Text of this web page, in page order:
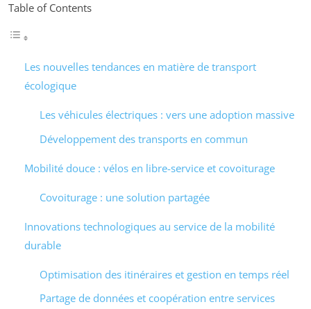
Table of Contents
Les nouvelles tendances en matière de transport
écologique
Les véhicules électriques : vers une adoption massive
Développement des transports en commun
Mobilité douce : vélos en libre-service et covoiturage
Covoiturage : une solution partagée
Innovations technologiques au service de la mobilité
durable
Optimisation des itinéraires et gestion en temps réel
Partage de données et coopération entre services